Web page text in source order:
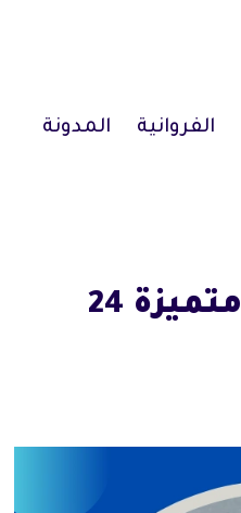
الفروانية المدونة
تسليك مجاري العدان / 67631760 / خدمة متميزة 24